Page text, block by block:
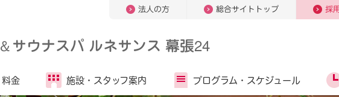
法人の方 総合サイトトップ 採
＆サウナスパ ルネサンス 幕張24
料金 施設・ スタッフ案内 プログラム・ スケジュール